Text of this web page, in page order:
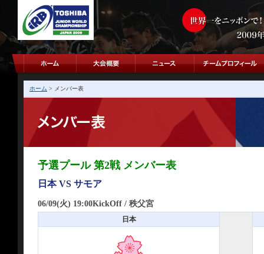
ホーム > メンバー表
予選プール 第2戦 メンバー表
日本 VS サモア
06/09(火) 19:00KickOff / 秩父宮
日本